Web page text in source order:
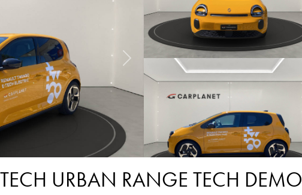
Nächstes Bild
URBAN RANGE TECH DEMO